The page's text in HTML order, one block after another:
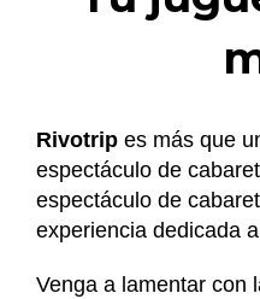
Rivotrip es más que
espectáculo de
espectáculo de
experiencia dedicada
Venga a lamentar con